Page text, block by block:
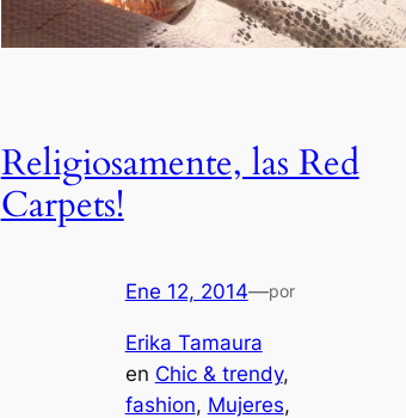
Religiosamente, las Red
Carpets!
Ene 12, 2014—por
Erika Tamaura
en Chic & trendy
fashion, Mujeres